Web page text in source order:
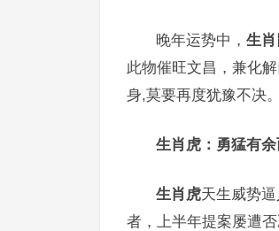
晚年运势中， 生
此物催旺文昌，兼化
身,莫要再度犹豫不决。
生肖虎：勇猛有
生肖虎天生威势
者，上半年提案屡遭